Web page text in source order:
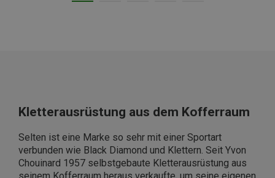
Kletterausrüstung aus dem Kofferraum
Selten ist eine Marke so sehr mit einer Sportart
verbunden wie Black Diamond und Klettern. Seit Yvon
Chouinard 1957 selbstgebaute Kletterausrüstung aus
seinem Kofferraum heraus verkaufte, um seine eigenen